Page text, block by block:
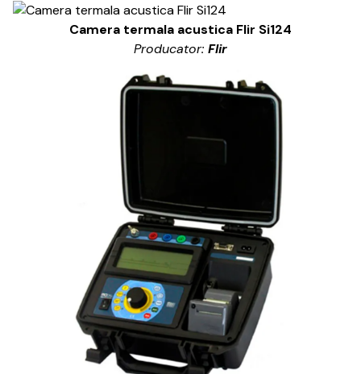
Camera termala acustica Flir Si124
Producator: Flir